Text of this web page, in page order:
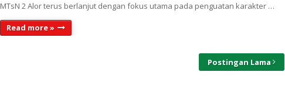
MTsN 2 Alor terus berlanjut dengan fokus utama pada penguatan karakter …
Read more »
Postingan Lama